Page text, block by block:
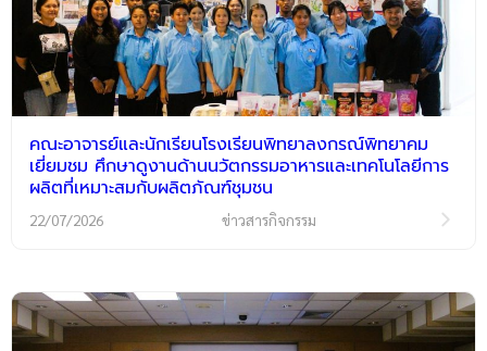
คณะอาจารย์และนักเรียนโรงเรียนพิทยาลงกรณ์พิทยาคม
เยี่ยมชม ศึกษาดูงานด้านนวัตกรรมอาหารและเทคโนโลยีการ
ผลิตที่เหมาะสมกับผลิตภัณฑ์ชุมชน
22/07/2026 ข่าวสารกิจกรรม